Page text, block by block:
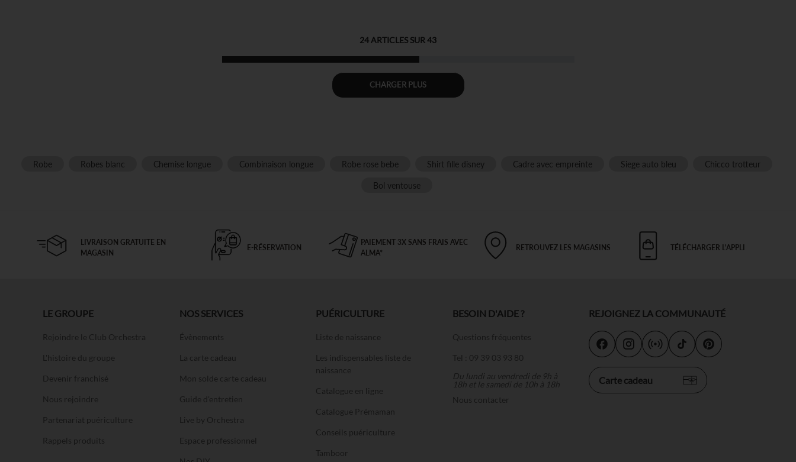
24 ARTICLES SUR 43
CHARGER PLUS
Robe Robes blanc Chemise longue Combinaison longue Robe rose bebe Shirt fille disney Cadre avec empreinte Siege auto bleu
Chicco trotteur
Bol ventouse
LIVRAISON GRATUITE EN
MAGASIN
E-RÉSERVATION
PAIEMENT 3X SANS FRAIS AVEC
ALMA*
RETROUVEZ LES MAGASINS TÉLÉCHARGER L'APPLI
LE GROUPE
Rejoindre le Club Orchestra
L'histoire du groupe
Devenir franchisé
Nous rejoindre
Partenariat puériculture
Rappels produits
NOS SERVICES
Évènements
La carte cadeau
Mon solde carte cadeau
Guide d'entretien
Live by Orchestra
Espace professionnel
PUÉRICULTURE
Liste de naissance
Les indispensables liste de
naissance
Catalogue en ligne
Catalogue Prémaman
Conseils puériculture
Tamboor
BESOIN D'AIDE ?
Questions fréquentes
Tel : 09 39 03 93 80
Du lundi au vendredi de 9h à
18h et le samedi de 10h à 18h
Nous contacter
REJOIGNEZ LA COMMUNAUTÉ
Carte cadeau